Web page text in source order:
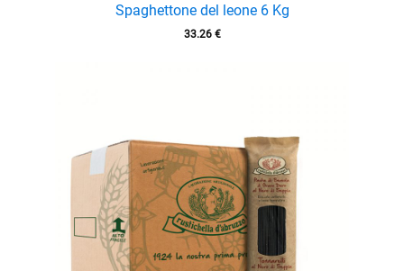
Spaghettone del leone 6 Kg
33.26 €